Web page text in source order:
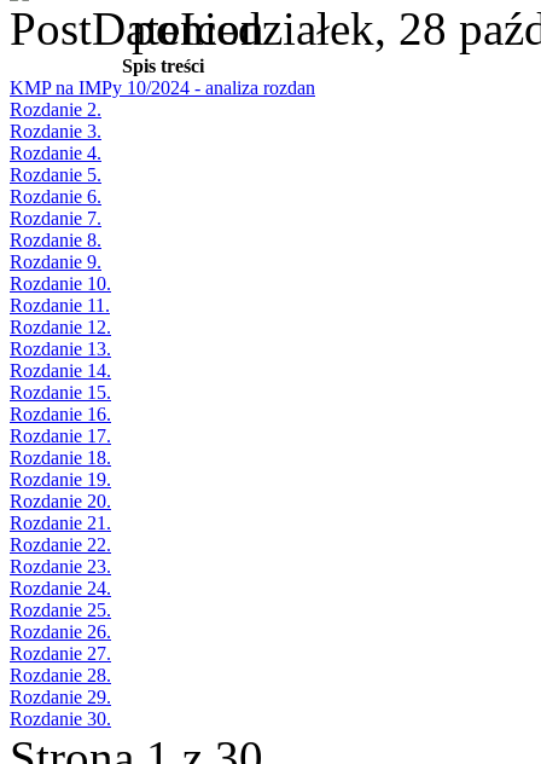
poniedziałek, 28
Spis treści
KMP na IMPy 10/2024 - analiza rozdan
Rozdanie 2.
Rozdanie 3.
Rozdanie 4.
Rozdanie 5.
Rozdanie 6.
Rozdanie 7.
Rozdanie 8.
Rozdanie 9.
Rozdanie 10.
Rozdanie 11.
Rozdanie 12.
Rozdanie 13.
Rozdanie 14.
Rozdanie 15.
Rozdanie 16.
Rozdanie 17.
Rozdanie 18.
Rozdanie 19.
Rozdanie 20.
Rozdanie 21.
Rozdanie 22.
Rozdanie 23.
Rozdanie 24.
Rozdanie 25.
Rozdanie 26.
Rozdanie 27.
Rozdanie 28.
Rozdanie 29.
Rozdanie 30.